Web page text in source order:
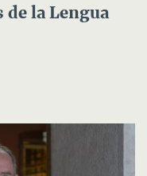
de la Lengua